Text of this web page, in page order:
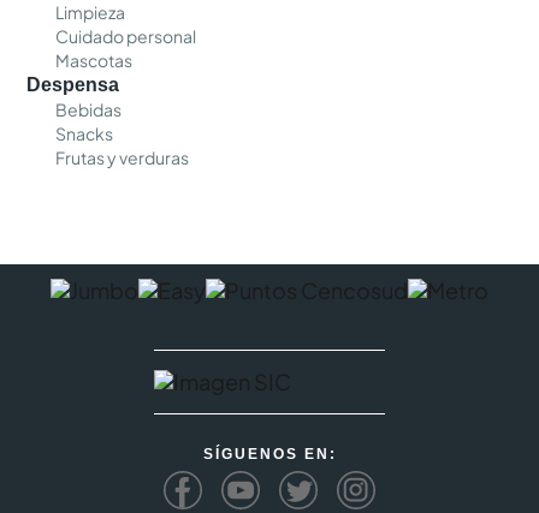
Limpieza
Cuidado personal
Mascotas
Despensa
Bebidas
Snacks
Frutas y verduras
SÍGUENOS EN: